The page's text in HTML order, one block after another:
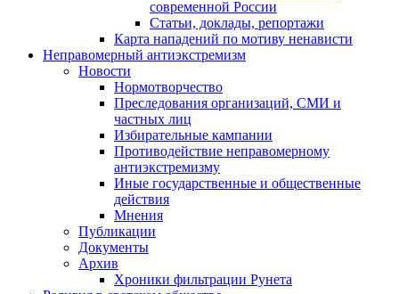
современной России
Статьи, доклады, репортажи
Карта нападений по мотиву ненависти
Неправомерный антиэкстремизм
Новости
Нормотворчество
Преследования организаций, СМИ и
частных лиц
Избирательные кампании
Противодействие неправомерному
антиэкстремизму
Иные государственные и общественные
действия
Мнения
Публикации
Документы
Архив
Хроники фильтрации Рунета